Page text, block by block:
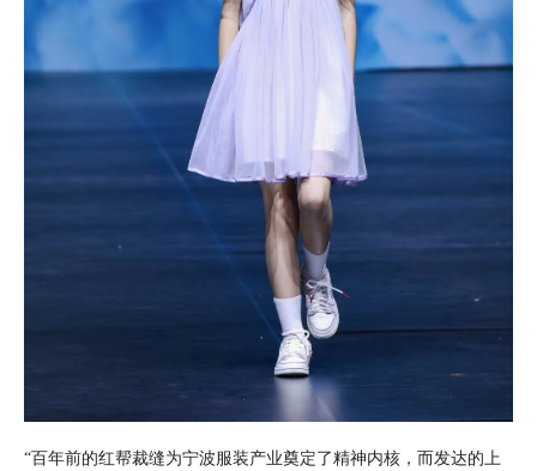
“百年前的红帮裁缝为宁波服装产业奠定了精神内核，而发达的上